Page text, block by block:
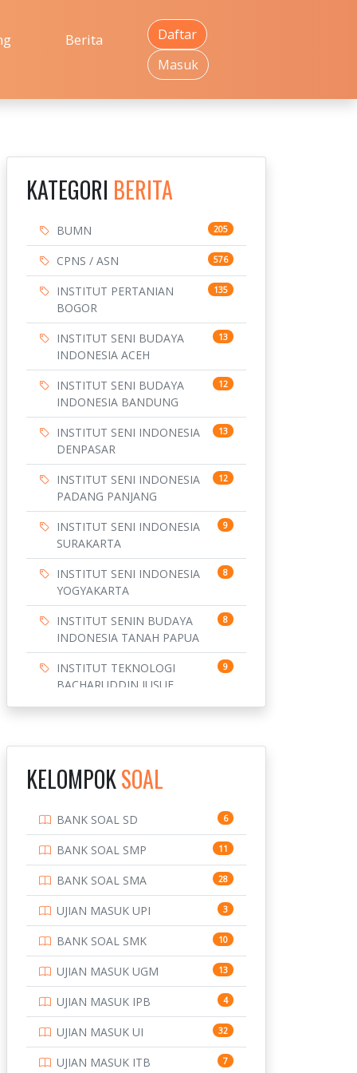
Berita
Daftar
Masuk
KATEGORI BERITA
BUMN 205
CPNS / ASN 576
INSTITUT PERTANIAN
BOGOR
135
INSTITUT SENI BUDAYA
INDONESIA ACEH
13
INSTITUT SENI BUDAYA
INDONESIA BANDUNG
12
INSTITUT SENI INDONESIA
DENPASAR
13
INSTITUT SENI INDONESIA
PADANG PANJANG
12
INSTITUT SENI INDONESIA
SURAKARTA
9
INSTITUT SENI INDONESIA
YOGYAKARTA
8
INSTITUT SENIN BUDAYA
INDONESIA TANAH PAPUA
8
INSTITUT TEKNOLOGI
BACHARUDDIN JUSUF
9
BANDUNG
INSTITUT TEKNOLOGI
INSTITUT TEKNOLOGI
SEPULUH NOVEMBER
10
INSTITUT TEKNOLOGI
SUMATERA
9
IPDN / STPDN 148
PENDIDIKAN 943
PERBANKAN 3
POLRI 169
POLTEK SSN 7
4
KELOMPOKSOAL
BANK SOAL SD 6
BANK SOAL SMP 11
BANK SOAL SMA 28
UJIAN MASUK UPI 3
BANK SOAL SMK 10
UJIAN MASUK UGM 13
UJIAN MASUK IPB 4
UJIAN MASUK UI 32
UJIAN MASUK ITB 7